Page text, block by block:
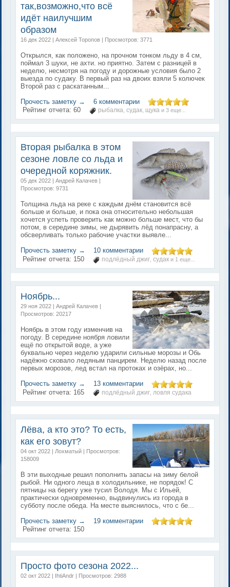
так,возможно,что всё
идёт наилучшим
образом
16 дек 2022 | Алексей Торопов | Просмотров: 3771
Открылся, как положено, на прочном тонком льду в 4 см,
поймал 3 шуки, не ахти. но приятно. Затем с разницей в
неделю, несмотря на погоду и дорожные условия было 2
выезда по судаку. В первый раз на двоих взяли 5 колючек
Второй раз с раскатанным...
Прочесть заметку →
6 комментарии
Рейтинг отчета:60 рыбалка ,судак щука и 3 еще...
Вторая рыбалка в этом
сезоне ловле со льда и
очередной коряжник.
05 дек 2022 | Андрей Калачев |
Просмотров: 9731
Толщина льда на реке с каждым днём становится всё
больше и больше, и пока она относительно небольшая
хочется успеть проверить как можно больше мест, что бы
потом, в середине зимы, не дырявить лёд понапрасну, а
обсверливать только рабочие участки выявле...
Прочесть заметку →
10 комментарии
Рейтинг отчета: 150 подлёдный джиг ,судак и 1 еще...
Ноябрь...
29 ноя 2022 | Андрей Калачев |
Просмотров: 20217
Ноябрь в этом году изменчив на
погоду. В середине ноября ловили
ещё по открытой воде, а уже
буквально через неделю ударили сильные морозы и Обь
надёжно сковало ледяным панцирем. Неделю назад после
первых морозов, лед встал на протоках и озёрах, но...
Прочесть заметку →
13 комментарии
Рейтинг отчета: 165 подлёдный джиг ловля судака
Лёва, а кто это? То есть,
как его зовут?
04 окт 2022 | Лохматый | Просмотров:
158009
В эти выходные решил пополнить запасы на зиму белой
рыбой. Ни одного леща в холодильнике, не порядок! С
пятницы на берегу уже тусил Володя. Мы с Ильей,
практически одновременно, выдвинулись из города в
субботу после обеда. На месте выяснилось, что с бе...
Прочесть заметку →
19 комментарии
Рейтинг отчета: 150
Просто фото сезона 2022...
02 окт 2022 | IhtiAndr | Просмотров: 2988